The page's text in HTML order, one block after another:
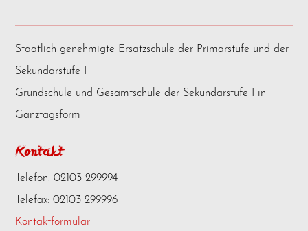
Staatlich genehmigte Ersatzschule der Primarstufe und der
Sekundarstufe I
Grundschule und Gesamtschule der Sekundarstufe I in
Ganztagsform
Kontakt
Telefon: 02103 299994
Telefax: 02103 299996
Kontaktformular